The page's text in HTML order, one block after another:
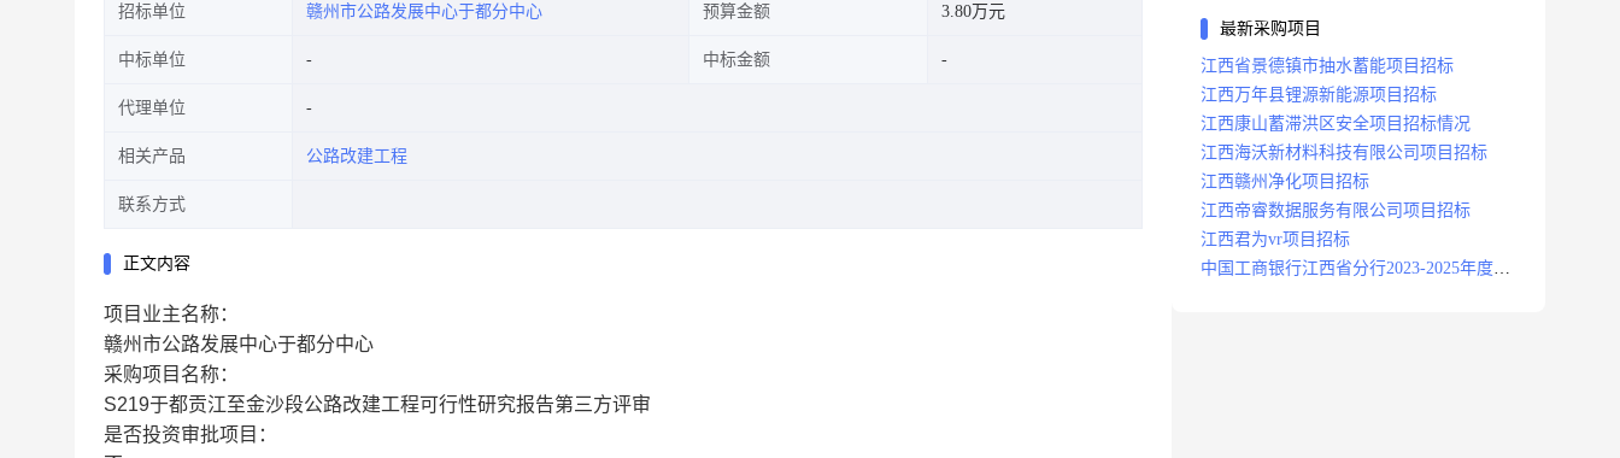
招标单位 赣州市公路发展中心于都分中心 预算金额 3.80万元
中标单位 中标金额
代理单位
相关产品 公路改建工程
联系方式
正文内容
项目业主名称：
赣州市公路发展中心于都分中心
采购项目名称：
S219于都贡江至金沙段公路改建工程可行性研究报告第三方评审
是否投资审批项目：
最新采购项目
江西省景德镇市抽水蓄能项目招标
江西万年县锂源新能源项目招标
江西康山蓄滞洪区安全项目招标情况
江西海沃新材料科技有限公司项目招标
江西赣州净化项目招标
江西帝睿数据服务有限公司项目招标
江西君为vr项目招标
中国工商银行江西省分行2023-2025年度补